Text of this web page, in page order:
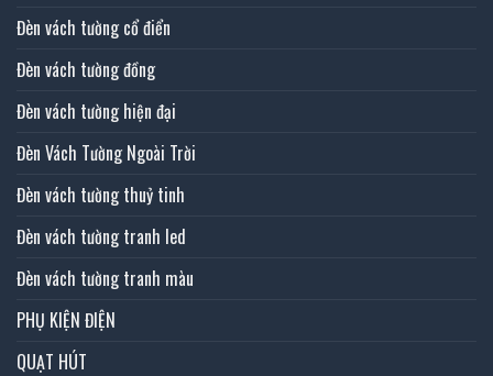
Đèn vách tường cổ điển
Đèn vách tường đồng
Đèn vách tường hiện đại
Đèn Vách Tường Ngoài Trời
Đèn vách tường thuỷ tinh
Đèn vách tường tranh led
Đèn vách tường tranh màu
PHỤ KIỆN ĐIỆN
QUẠT HÚT